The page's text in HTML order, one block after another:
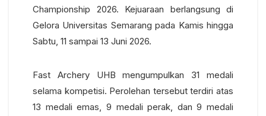
Championship 2026. Kejuaraan berlangsung di
Gelora Universitas Semarang pada Kamis hingga
Sabtu, 11 sampai 13 Juni 2026.
Fast Archery UHB mengumpulkan 31 medali
selama kompetisi. Perolehan tersebut terdiri atas
13 medali emas, 9 medali perak, dan 9 medali